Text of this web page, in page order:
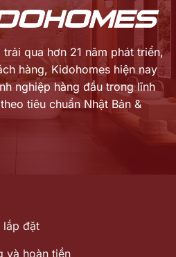
qua hơn 21 năm phát triển,
hàng, Kidohomes hiện nay
nghiệp hàng đầu trong lĩnh
tiêu chuẩn Nhật Bản &
lắp đặt
và hoàn tiền